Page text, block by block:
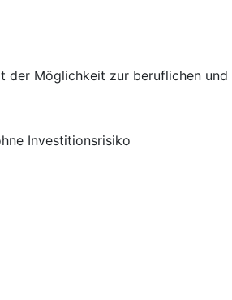
Möglichkeit zur beruflichen
Investitionsrisiko